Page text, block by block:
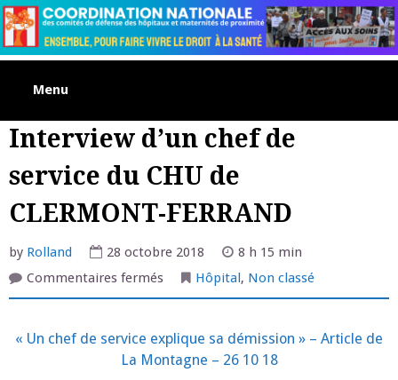
Skip
to
content
Menu
Interview d’un chef de
service du CHU de
CLERMONT-FERRAND
by Rolland 28 octobre 2018
8 h 15 min
Commentaires ferméssur
Interview
d’un
service
du
CHU
Hôpital, Non classé
« Un chef de service explique sa démission » – Article de
La Montagne – 26 10 18